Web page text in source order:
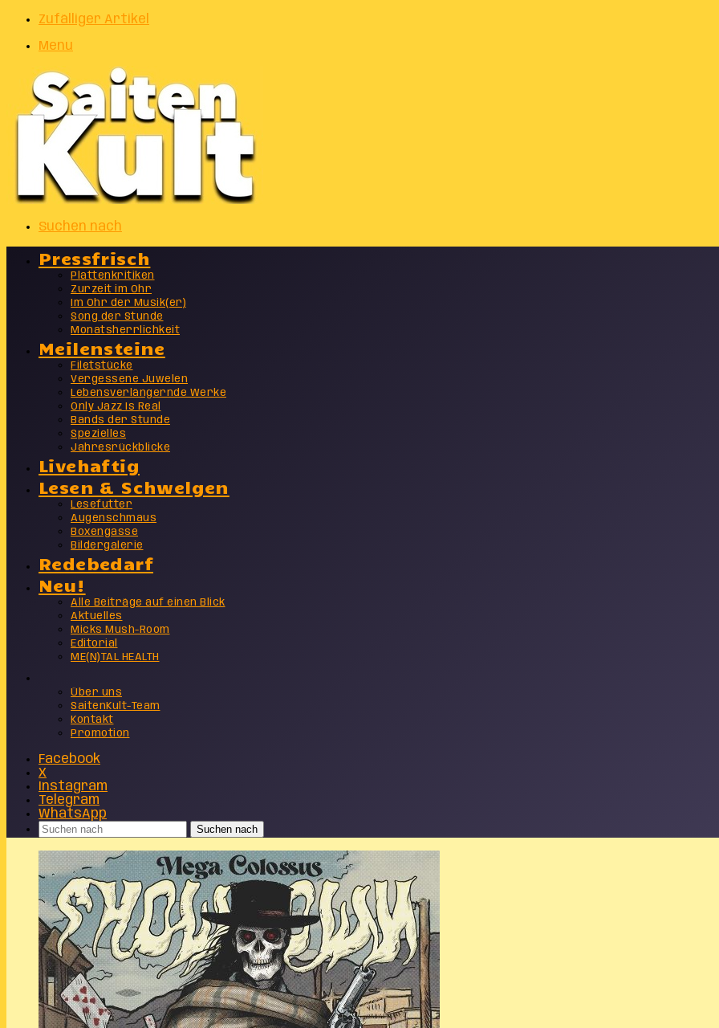
Zufälliger Artikel
Menu
Suchen nach
Pressfrisch
Plattenkritiken
Zurzeit im Ohr
Im Ohr der Musik(er)
Song der Stunde
Monatsherrlichkeit
Meilensteine
Filetstücke
Vergessene Juwelen
Lebensverlängernde Werke
Only Jazz Is Real
Bands der Stunde
Spezielles
Jahresrückblicke
Livehaftig
Lesen & Schwelgen
Lesefutter
Augenschmaus
Boxengasse
Bildergalerie
Redebedarf
Neu!
Alle Beiträge auf einen Blick
Aktuelles
Micks Mush-Room
Editorial
ME(N)TAL HEALTH
Über uns
SaitenKult-Team
Kontakt
Promotion
Facebook
X
Instagram
Telegram
WhatsApp
Suchen nach